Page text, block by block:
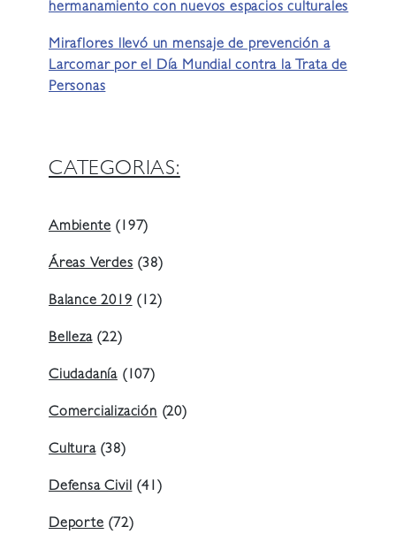
hermanamiento con nuevos espacios culturales
Miraflores llevó un mensaje de prevención a
Larcomar por el Día Mundial contra la Trata de
Personas
CATEGORIAS:
Ambiente(197)
Áreas Verdes(38)
Balance 2019(12)
Belleza(22)
Ciudadanía (107)
Comercialización(20)
Cultura(38)
Defensa Civil(41)
Deporte(72)